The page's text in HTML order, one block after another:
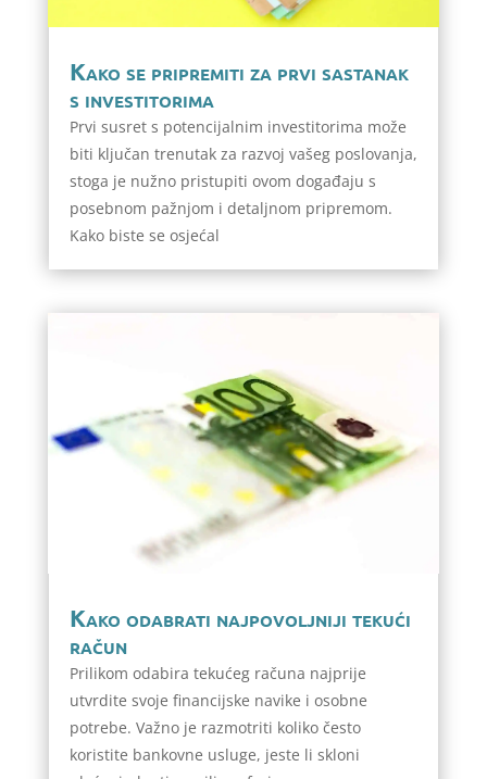
Kako se pripremiti za prvi sastanak
s investitorima
Prvi susret s potencijalnim investitorima može
biti ključan trenutak za razvoj vašeg poslovanja,
stoga je nužno pristupiti ovom događaju s
posebnom pažnjom i detaljnom pripremom.
Kako biste se osjećal
Kako odabrati najpovoljniji tekući
račun
Prilikom odabira tekućeg računa najprije
utvrdite svoje financijske navike i osobne
potrebe. Važno je razmotriti koliko često
koristite bankovne usluge, jeste li skloni